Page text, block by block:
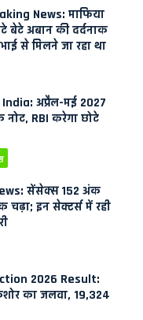
News: माफिया
बेटे अबान की दर्दनाक
से मिलने जा रहा था
अप्रैल-मई 2027
RBI करेगा छोटे
सेंसेक्स 152 अंक
चढ़ा; इन सेक्टर्स में रही
2026 Result:
का जलवा, 19,324